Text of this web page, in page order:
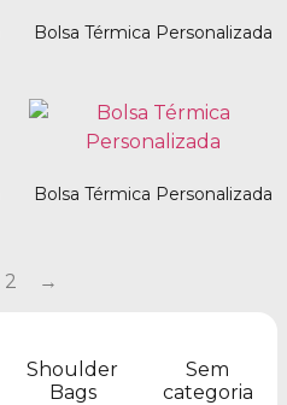
Shoulder
Bags
Sem
categoria
Bolsa Térmica Personalizada
Bolsa Térmica Personalizada
2 →